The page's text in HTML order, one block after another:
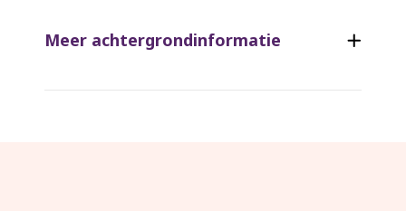
Meer achtergrondinformatie